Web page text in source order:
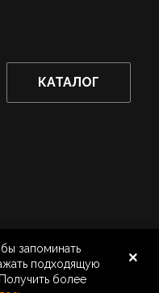
Астрахань
КАТАЛОГ
запоминать
подходящую
более
×